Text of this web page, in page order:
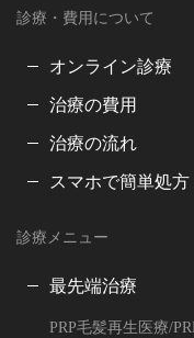
診療・費用について
オンライン診療
治療の費用
治療の流れ
スマホで簡単処方
診療メニュー
最先端治療
PRP毛髪再生医療/